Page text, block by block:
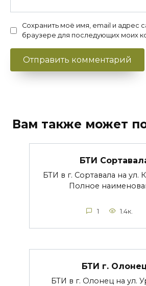
Сохранить моё имя, email и адрес
браузере для последующих моих
Вам также может
БТИ
БТИ в г. Сортавала на ул.
Полное
1 1.4к.
БТИ г.
БТИ в г. Олонец на ул.